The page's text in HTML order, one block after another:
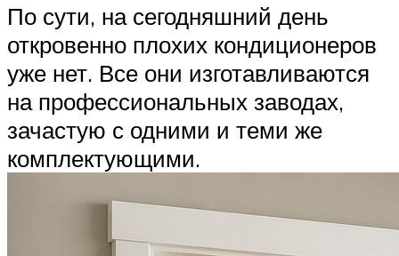
По сути, на сегодняшний день
откровенно плохих кондиционеров
уже нет. Все они изготавливаются
на профессиональных заводах,
зачастую с одними и теми же
комплектующими.